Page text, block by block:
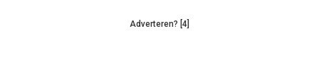
Adverteren? [4]